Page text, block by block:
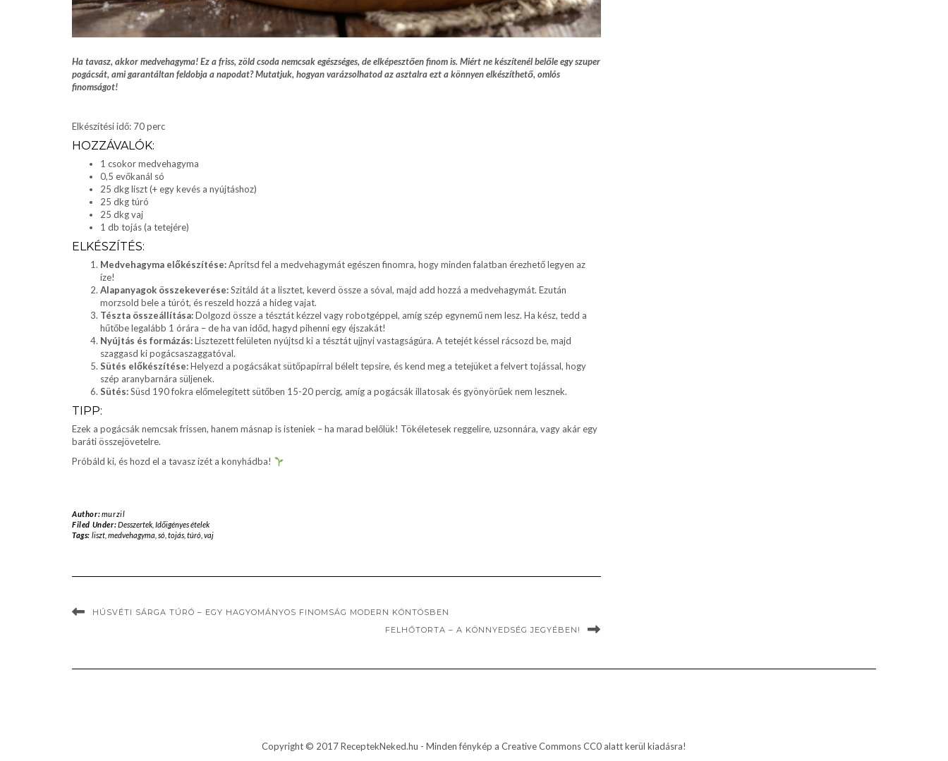
Ha tavasz, akkor medvehagyma! Ez a friss, zöld csoda nemcsak egészséges, de elképesztően finom is. Miért ne készítenél belőle egy szuper
pogácsát, ami garantáltan feldobja a napodat? Mutatjuk, hogyan varázsolhatod az asztalra ezt a könnyen elkészíthető, omlós
finomságot!
Elkészítési idő: 70 perc
HOZZÁVALÓK:
1 csokor medvehagyma
0,5 evőkanál só
25 dkg liszt (+ egy kevés a nyújtáshoz)
25 dkg túró
25 dkg vaj
1 db tojás (a tetejére)
ELKÉSZÍTÉS:
Medvehagyma előkészítése:Aprítsd fel a medvehagymát egészen finomra, hogy minden falatban érezhető legyen az
íze!
Alapanyagok összekeverése:Szitáld át a lisztet, keverd össze a sóval, majd add hozzá a medvehagymát. Ezután
morzsold bele a túrót, és reszeld hozzá a hideg vajat.
Tészta összeállítása:Dolgozd össze a tésztát kézzel vagy robotgéppel, amíg szép egynemű nem lesz. Ha kész, tedd a
hűtőbe legalább 1 órára – de ha van időd, hagyd pihenni egy éjszakát!
Nyújtás és formázás:Lisztezett felületen nyújtsd ki a tésztát ujjnyi vastagságúra. A tetejét késsel rácsozd be, majd
szaggasd ki pogácsaszaggatóval.
Sütés előkészítése:Helyezd a pogácsákat sütőpapírral bélelt tepsire, és kend meg a tetejüket a felvert tojással, hogy
szép aranybarnára süljenek.
Sütés:Süsd 190 fokra előmelegített sütőben 15-20 percig, amíg a pogácsák illatosak és gyönyörűek nem lesznek.
TIPP:
Ezek a pogácsák nemcsak frissen, hanem másnap is isteniek – ha marad belőlük! Tökéletesek reggelire, uzsonnára, vagy akár egy
baráti összejövetelre.
Próbáld ki, és hozd el a tavasz ízét a konyhádba!
Author:murzil
Filed Under:Desszertek, Időigényes ételek
Tags: liszt, medvehagyma só, tojás, túró, vaj
HÚSVÉTI SÁRGA TÚRÓ – EGY HAGYOMÁNYOS FINOMSÁG MODERN KÖNTÖSBEN
FELHŐTORTA – A KÖNNYEDSÉG JEGYÉBEN!
Copyright © 2017 ReceptekNeked.hu - Minden fénykép a Creative Commons CC0 alatt kerül kiadásra!